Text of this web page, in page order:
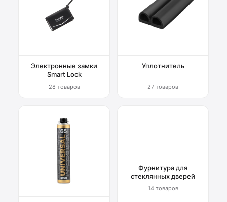
Электронные замки
Smart Lock
28 товаров
Уплотнитель
27 товаров
Фурнитура для
стеклянных дверей
14 товаров